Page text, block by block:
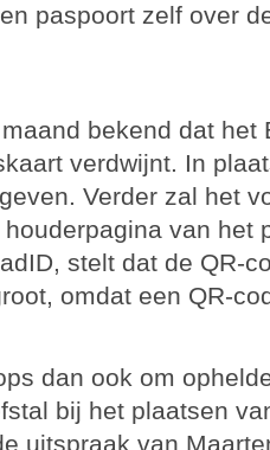
paspoort zelf over
bekend dat het
verdwijnt. In
Verder zal het
van het
stelt dat de QR-
omdat een QR-
dan ook om
bij het plaatsen
uitspraak van